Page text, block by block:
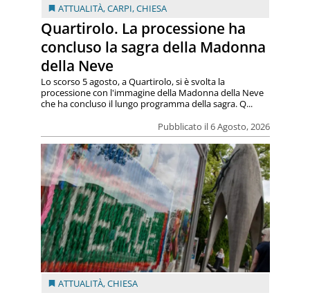
ATTUALITÀ,CARPI,CHIESA
Quartirolo. La processione ha
concluso la sagra della Madonna
della Neve
Pubblicato il 6 Agosto, 2026
Lo scorso 5 agosto, a Quartirolo, si è svolta la
processione con l'immagine della Madonna della Neve
che ha concluso il lungo programma della sagra. Q...
ATTUALITÀ,CHIESA